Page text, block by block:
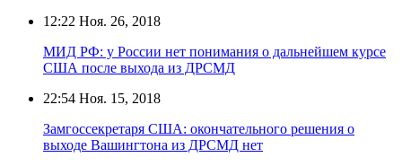
12:22 Ноя. 26, 2018
МИД РФ: у России нет понимания о дальнейшем курсе
США после выхода из ДРСМД
22:54 Ноя. 15, 2018
Замгоссекретаря США: окончательного решения о
выходе Вашингтона из ДРСМД нет